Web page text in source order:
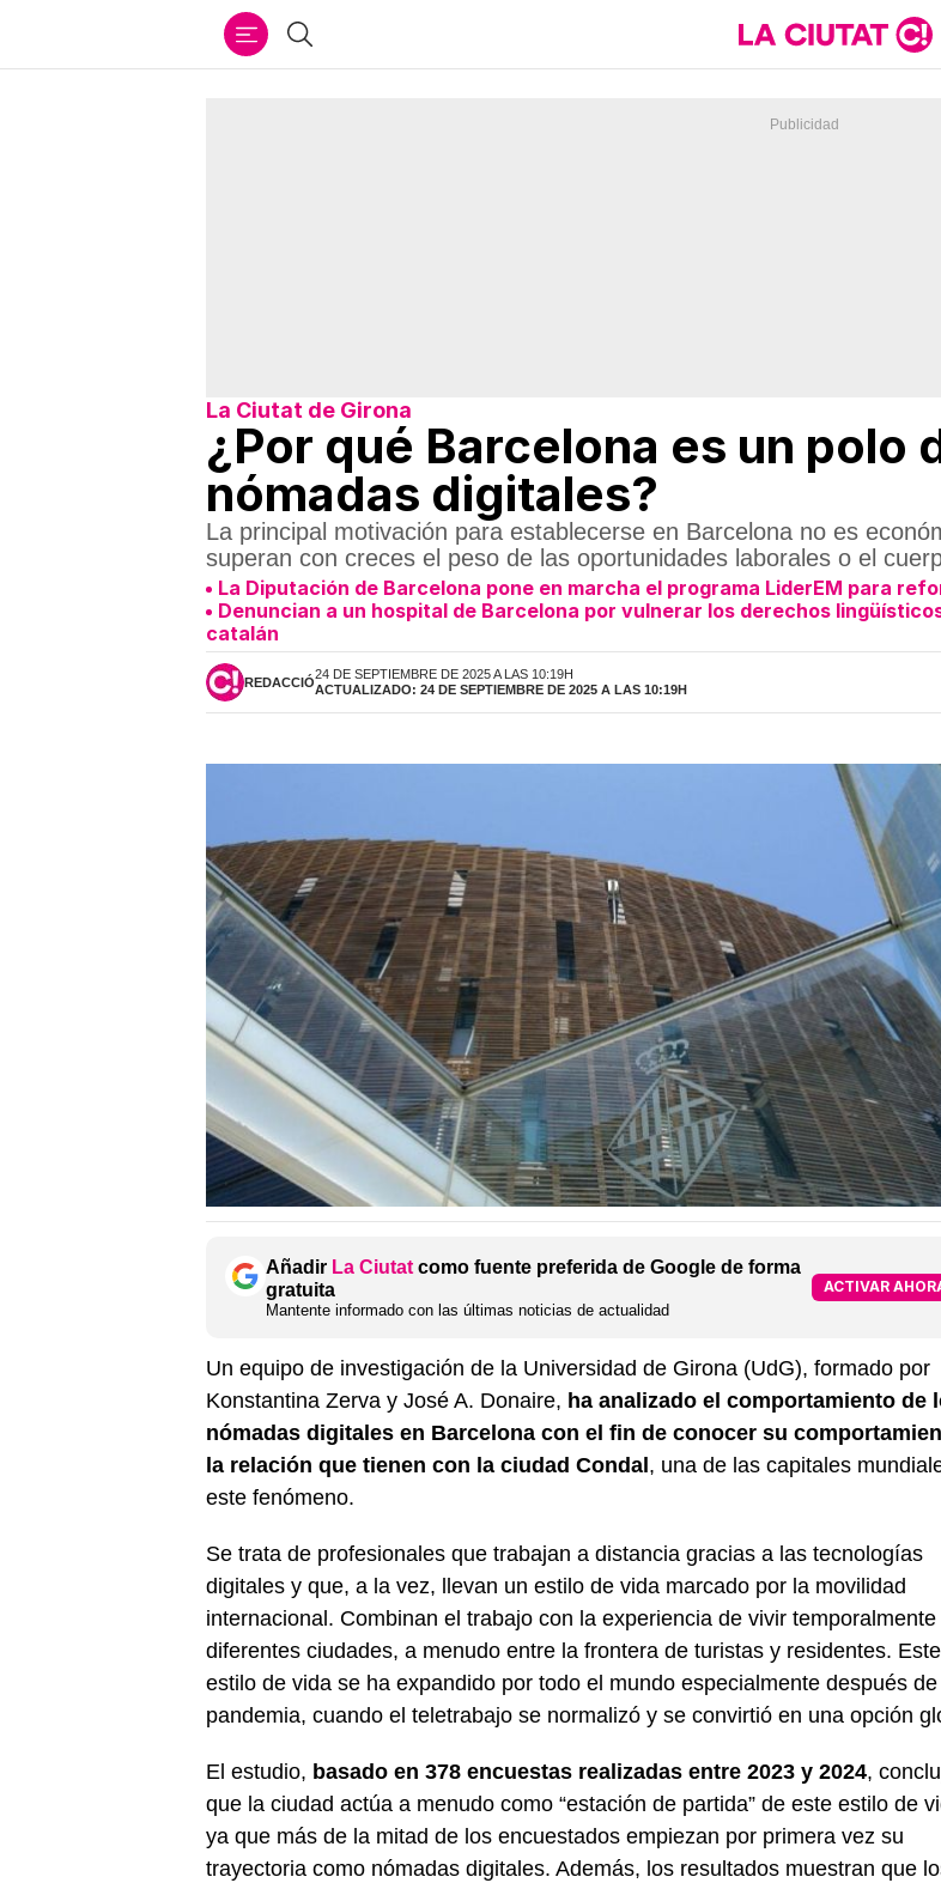
Buscar
La Ciutat de Girona
¿Por qué Barcelona es un polo
nómadas digitales?
La principal motivación para establecerse en Barcelona no es
superan con creces el peso de las oportunidades laborales o el
La Diputación de Barcelona pone en marcha el programa LiderEM para
Denuncian a un hospital de Barcelona por vulnerar los derechos
catalán
REDACCIÓ
24 DE SEPTIEMBRE DE 2025 A LAS 10:19H
ACTUALIZADO: 24 DE SEPTIEMBRE DE 2025 A LAS 10:19H
Añadir La Ciutat como fuente preferida de Google de forma
gratuita
Mantente informado con las últimas noticias de actualidad
ACTIVAR
Un equipo de investigación de la Universidad de Girona (UdG), formado por
Konstantina Zerva y José A. Donaire, ha analizado el comportamiento de
nómadas digitales en Barcelona con el fin de conocer su
la relación que tienen con la ciudad Condal, una de las capitales
este fenómeno.
Se trata de profesionales que trabajan a distancia gracias a las tecnologías
digitales y que, a la vez, llevan un estilo de vida marcado por la movilidad
internacional. Combinan el trabajo con la experiencia de vivir temporalmente
diferentes ciudades, a menudo entre la frontera de turistas y residentes. Este
estilo de vida se ha expandido por todo el mundo especialmente después
pandemia, cuando el teletrabajo se normalizó y se convirtió en una opción
El estudio, basado en 378 encuestas realizadas entre 2023 y 2024,
que la ciudad actúa a menudo como “estación de partida” de este estilo de
ya que más de la mitad de los encuestados empiezan por primera vez su
trayectoria como nómadas digitales. Además, los resultados muestran que